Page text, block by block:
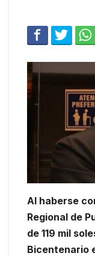
Al haberse
Regional de
de 119 mil
Bicentenario